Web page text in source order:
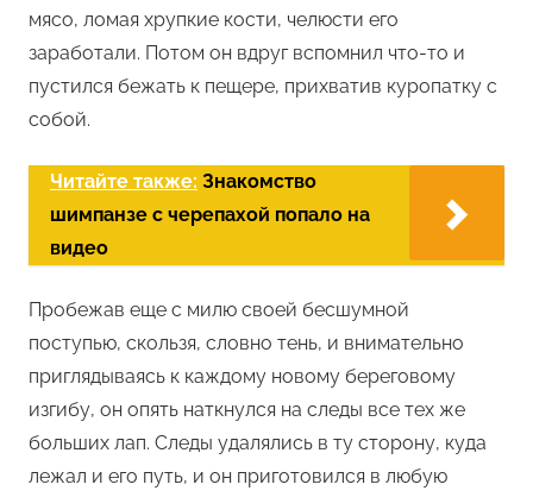
мясо, ломая хрупкие кости, челюсти его
заработали. Потом он вдруг вспомнил что-то и
пустился бежать к пещере, прихватив куропатку с
собой.
Читайте также: Знакомство
шимпанзе с черепахой попало на
видео
Пробежав еще с милю своей бесшумной
поступью, скользя, словно тень, и внимательно
приглядываясь к каждому новому береговому
изгибу, он опять наткнулся на следы все тех же
больших лап. Следы удалялись в ту сторону, куда
лежал и его путь, и он приготовился в любую